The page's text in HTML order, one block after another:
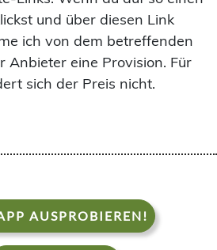
und über diesen Link
ich von dem betreffenden
Anbieter eine Provision. Für
sich der Preis nicht.
AUSPROBIEREN!